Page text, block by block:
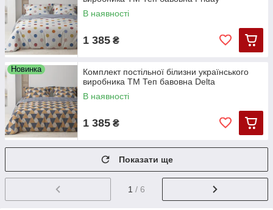
В наявності
1 385 ₴
Новинка
Комплект постільної білизни українського
виробника ТМ Теп бавовна Delta
В наявності
1 385 ₴
Показати ще
1 / 6